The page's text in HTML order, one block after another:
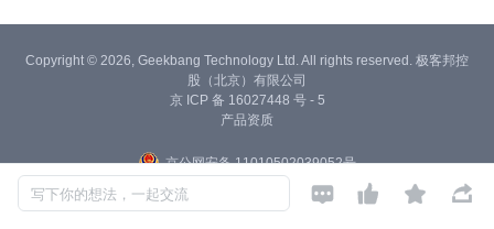
写下你的想法，一起交流    
Copyright © 2026, Geekbang Technology Ltd. All rights reserved. 极客邦控
股（北京）有限公司
京 ICP 备 16027448 号 - 5
产品资质
京公网安备 11010502039052号